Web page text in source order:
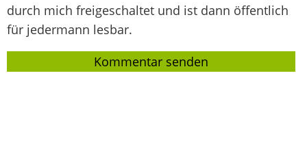
durch mich freigeschaltet und ist dann öffentlich
für jedermann lesbar.